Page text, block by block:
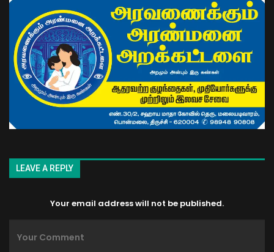
LEAVE A REPLY
Your email address will not be published.